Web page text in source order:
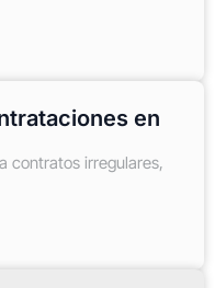
en
contratos irregulares,